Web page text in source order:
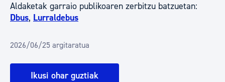
Aldaketak garraio publikoaren zerbitzu batzuetan:
Dbus, Lurraldebus
2026/06/25 argitaratua
Ikusi ohar guztiak